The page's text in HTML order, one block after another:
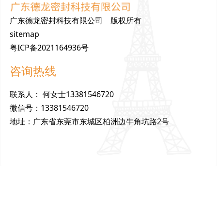
广东德龙密封科技有限公司 版权所有
sitemap
粤ICP备2021164936号
咨询热线
联系人 ： 何女士13381546720
微信号 ： 13381546720
地址 ： 广东省东莞市东城区柏洲边牛角坑路2号